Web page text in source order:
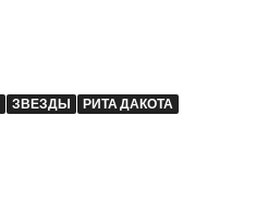
ЗВЕЗДЫ РИТА ДАКОТА